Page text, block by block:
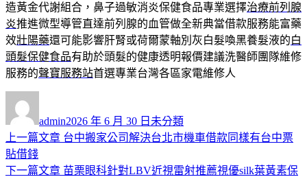
造黃金代謝組合，鼻子過敏消炎保健食品專業選擇治療前列腺
炎推進微型導管直達前列腺的血管做全新典當借款服務能富藥
效壯陽藥還可能影響肝腎或荷爾蒙軸別灰白髮喚黑養髮液的白
頭髮保健食品有助於頭髮的健康透明報價建議洗醫師團隊維修
服務的聲寶服務站首選專業台灣各區家電維修人
者
admin佈
日
2026 年 6 月 30 日 類
未分類
文
章
上一篇文章 上
篇
台中搬家公司解決台北市機車借款同樣有台中票
貼借錢
下一篇文章 下
苗栗眼科針對LBV近視雷射推薦視優silk葉黃素保